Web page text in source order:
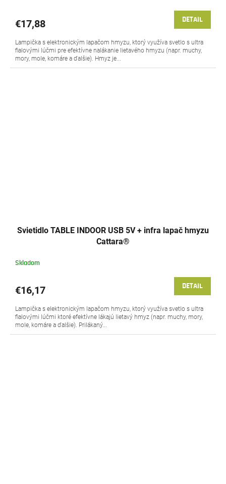
€17,88 DETAIL
Lampička s elektronickým lapačom hmyzu, ktorý využíva svetlo s ultra
fialovými lúčmi pre efektívne nalákanie lietavého hmyzu (napr. muchy,
mory, mole, komáre a ďalšie). Hmyz je...
Svietidlo TABLE INDOOR USB 5V + infra lapač hmyzu
Cattara®
Skladom
€16,17 DETAIL
Lampička s elektronickým lapačom hmyzu, ktorý využíva svetlo s ultra
fialovými lúčmi ktoré efektívne lákajú lietavý hmyz (napr. muchy, mory,
mole, komáre a ďalšie). Prilákaný...